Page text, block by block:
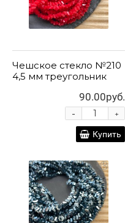
Чешское стекло №210
4,5 мм треугольник
90.00руб.
+
-
Купить